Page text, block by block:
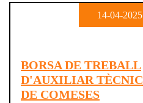
14-04-2025
BORSA DE TREBALL
D'AUXILIAR TÈCNIC
DE COMESES